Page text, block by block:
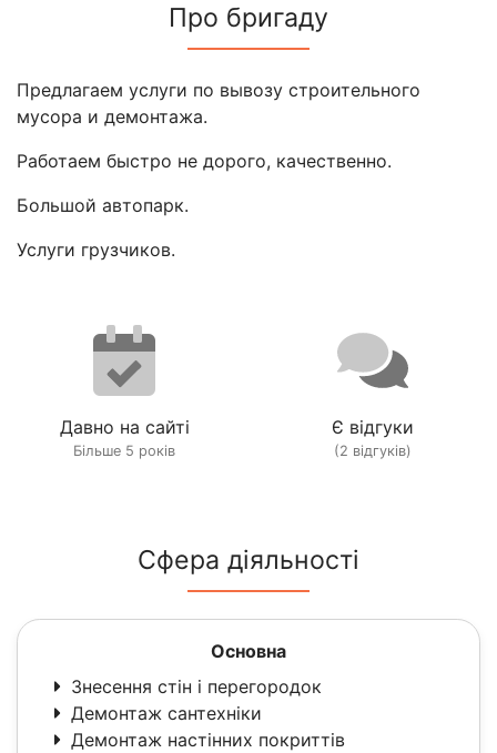
Про бригаду
Предлагаем услуги по вывозу строительного
мусора и демонтажа.
Работаем быстро не дорого, качественно.
Большой автопарк.
Услуги грузчиков.
Давно на сайті
Більше 5 років
Є відгуки
(2 відгуків)
Сфера діяльності
Основна
Знесення стін і перегородок
Демонтаж сантехніки
Демонтаж настінних покриттів